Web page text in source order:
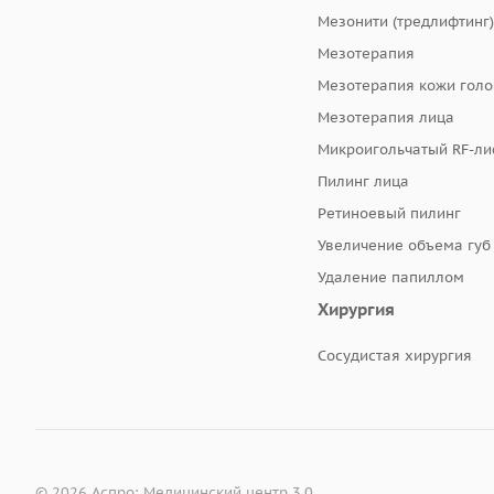
Мезонити (тредлифтинг)
Мезотерапия
Мезотерапия кожи
Мезотерапия лица
Микроигольчатый RF-
Пилинг лица
Ретиноевый пилинг
Увеличение объема губ
Удаление папиллом
Хирургия
Сосудистая хирургия